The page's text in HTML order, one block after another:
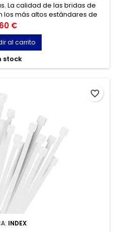
La calidad de las bridas de
los más altos estándares de
de acuerdo con la norma
el marcado CE y con
UL.
€
al carrito
stock
INDEX
favorite_border